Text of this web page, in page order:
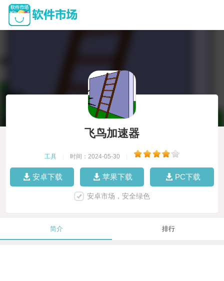
飞鸟加速器
工具 时间：2024-05-30
安卓下载 苹果下载 PC下载
安卓市场，安全绿色
简介 排行